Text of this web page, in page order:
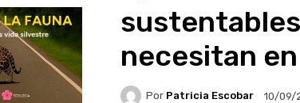
necesitan
Por Patricia Escobar 10/09/